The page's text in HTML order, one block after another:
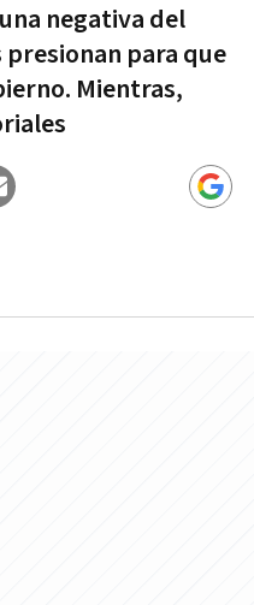
negativa del
para que
Mientras,